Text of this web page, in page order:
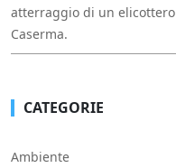
atterraggio di un
Caserma.
CATEGORIE
Ambiente